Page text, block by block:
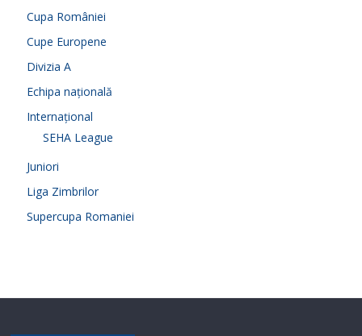
Cupa României
Cupe Europene
Divizia A
Echipa națională
Internațional
SEHA League
Juniori
Liga Zimbrilor
Supercupa Romaniei